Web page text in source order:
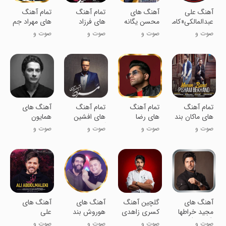
آهنگ علی
عبدالمالکی«کامل»
صوت و
آهنگ های
محسن یگانه
::بدون
اینترنت
صوت و
تمام آهنگ
های فرزاد
فرزین غیر
رسمی
صوت و
‏‏تمام آهنگ
های مهراد جم
صوت و
تمام آهنگ
های ماکان بند
غیر رسمی
صوت و
تمام آهنگ
های رضا
بهرام غیر
رسمی
صوت و
تمام آهنگ
های افشین
آذری غیر
رسمی
صوت و
آهنگ های
همایون
شجریان
گلچین
صوت و
آهنگ های
مجید خراطها
(آفلاین)
صوت و
گلچین آهنگ
کسری زاهدی
::بدون
صوت و
‏آهنگ های
هوروش بند
غیر رسمی
صوت و
آهنگ های
علی
عبدالمالکی
صوت و